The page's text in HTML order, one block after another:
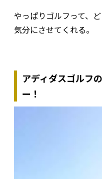
やっぱりゴルフって、
気分にさせてくれる。
アディダスゴルフ
ー！